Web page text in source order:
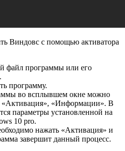
Виндовс с помощью активатора
файл программы или его
программу.
во всплывшем окне можно
«Активация», «Информации». В
параметры установленной на
10 pro.
нажать «Активация» и
завершит данный процесс.